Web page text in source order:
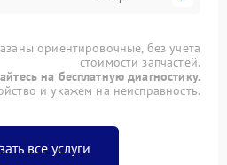
ориентировочные, без учета
стоимости запчастей.
на бесплатную диагностику.
и укажем на неисправность.
все услуги